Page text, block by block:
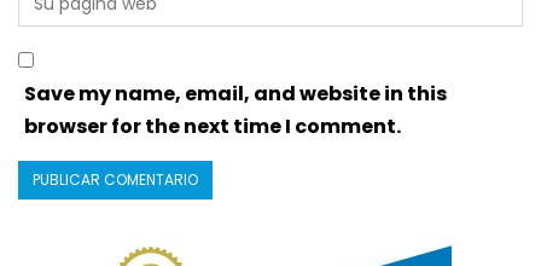
Save my name, email, and website in this
browser for the next time I comment.